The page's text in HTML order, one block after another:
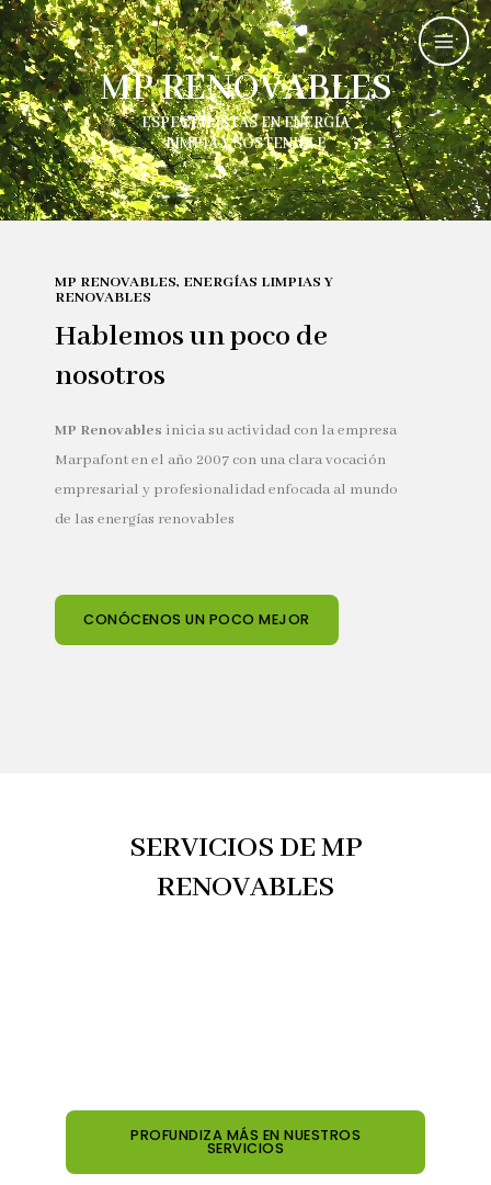
MP RENOVABLES
ESPECIALISTAS EN ENERGÍA
LIMPIA Y SOSTENIBLE
MP RENOVABLES, ENERGÍAS LIMPIAS Y
RENOVABLES
Hablemos un poco de
nosotros
MP Renovables inicia su actividad con la empresa
Marpafont en el año 2007 con una clara vocación
empresarial y profesionalidad enfocada al mundo
de las energías renovables
CONÓCENOS UN POCO MEJOR
SERVICIOS DE MP
RENOVABLES
PROFUNDIZA MÁS EN NUESTROS
SERVICIOS